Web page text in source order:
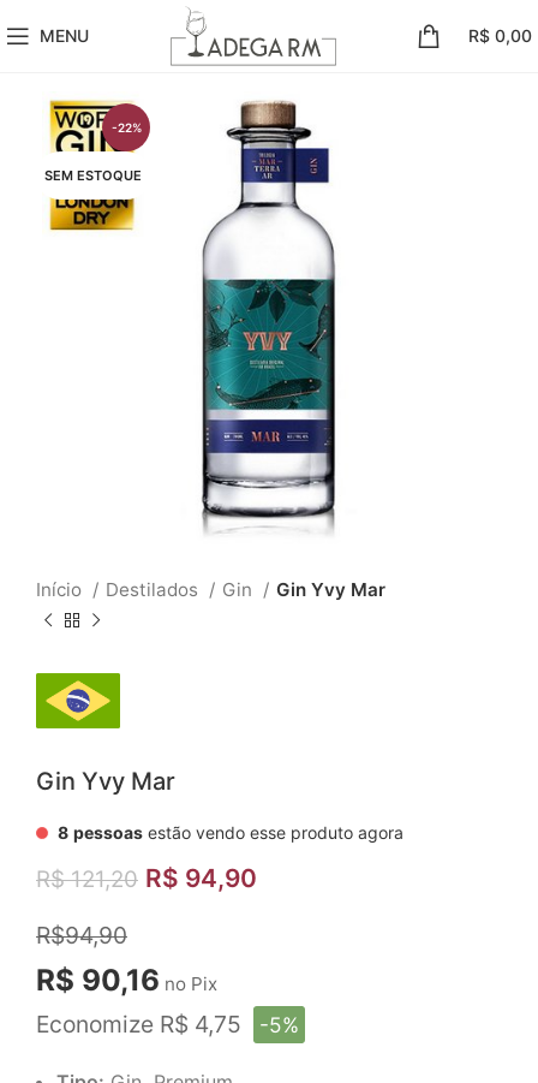
MENU R$ 0,00
-22%
SEM ESTOQUE
Início Destilados Gin Gin Yvy Mar
Gin Yvy Mar
8 pessoas estão vendo esse produto agora
R$121,20 R$ 94,90
R$94,90
R$ 90,16 no Pix
Economize R$ 4,75 -5%